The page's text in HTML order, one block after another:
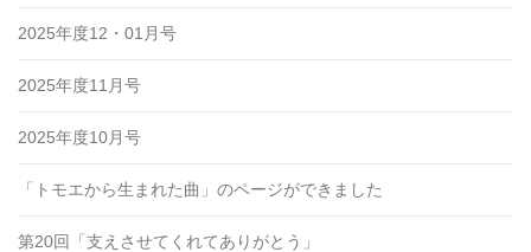
2025年度12・01月号
2025年度11月号
2025年度10月号
「トモエから生まれた曲」のページができました
第20回「支えさせてくれてありがとう」